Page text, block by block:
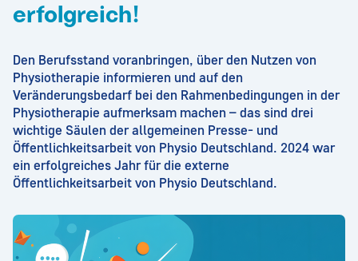
erfolgreich!
Den Berufsstand voranbringen, über den Nutzen von
Physiotherapie informieren und auf den
Veränderungsbedarf bei den Rahmenbedingungen in der
Physiotherapie aufmerksam machen – das sind drei
wichtige Säulen der allgemeinen Presse- und
Öffentlichkeitsarbeit von Physio Deutschland. 2024 war
ein erfolgreiches Jahr für die externe
Öffentlichkeitsarbeit von Physio Deutschland.